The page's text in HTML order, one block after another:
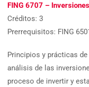
FING 6707 – Inversiones
Créditos: 3
Prerrequisitos: FING
Principios y prácticas
análisis de las
proceso de invertir y